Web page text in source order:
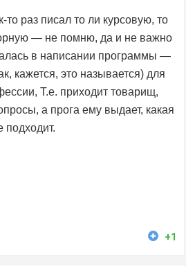
раз писал то ли курсовую, то
— не помню, да и не важно
в написании программы —
кажется, это называется) для
Т.е. приходит товарищ,
а прога ему выдает, какая
+1